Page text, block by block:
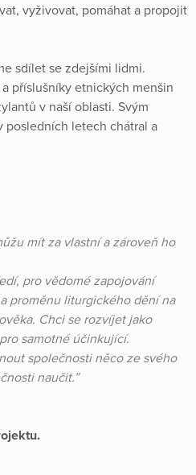
vyživovat, pomáhat a propojit
sdílet se zdejšími lidmi.
příslušníky etnických menšin
v naší oblasti. Svým
posledních letech chátral a
mít za vlastní a zároveň ho
pro vědomé zapojování
proměnu liturgického dění na
Chci se rozvíjet jako
samotné účinkující.
společnosti něco ze svého
naučit.”